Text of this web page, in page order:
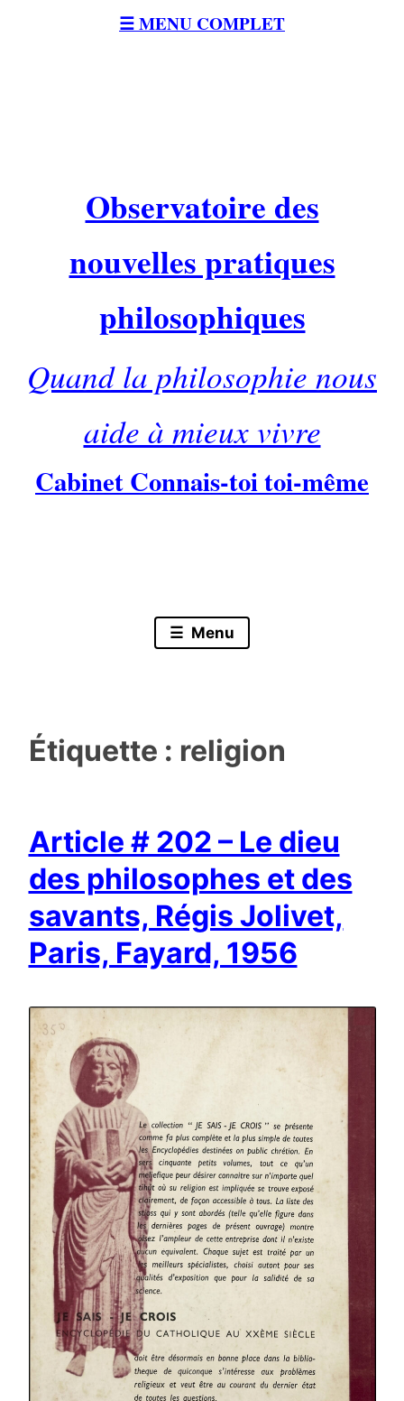
☰ MENU COMPLET
Observatoire des
nouvelles pratiques
philosophiques
Quand la philosophie nous
aide à mieux vivre
Cabinet Connais-toi toi-même
Menu
Étiquette : religion
Article # 202 – Le dieu
des philosophes et des
savants, Régis Jolivet,
Paris, Fayard, 1956